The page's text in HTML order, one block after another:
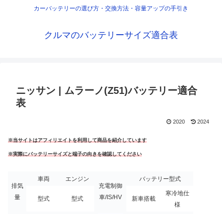
カーバッテリーの選び方・交換方法・容量アップの手引き
クルマのバッテリーサイズ適合表
ニッサン | ムラーノ(Z51)バッテリー適合
表
2020 2024
※当サイトはアフィリエイトを利用して商品を紹介しています
※実際にバッテリーサイズと端子の向きを確認してください
排気
量
車両
エンジン
充電制御
車/IS/HV
バッテリー型式
型式 型式 新車搭載
寒冷地仕
様